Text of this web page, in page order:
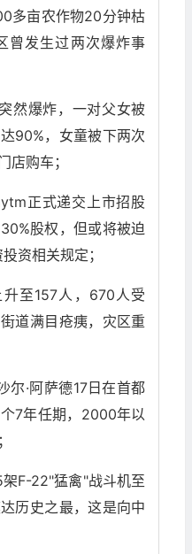
多亩农作物20分钟枯
曾发生过两次爆炸事
然爆炸，一对父女被
90%，女童被下两次
店购车；
正式递交上市招股
股权，但或将被迫
资相关规定；
至157人，670人受
道满目疮痍，灾区重
尔·阿萨德17日在首都
7年任期，2000年以
F-22"猛禽"战斗机至
历史之最，这是向中